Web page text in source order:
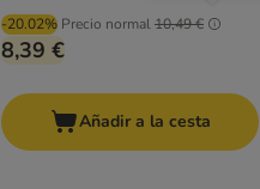
-20.02% Precio normal10,49 €
8,39 €
Añadir a la cesta